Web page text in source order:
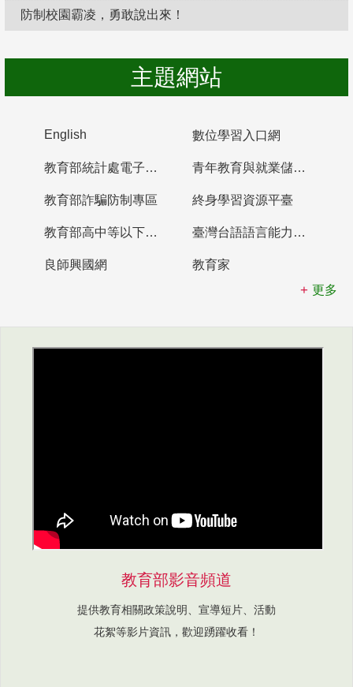
防制校園霸凌，勇敢說出來！
主題網站
English 數位學習入口網
教育部統計處電子書櫃 青年教育與就業儲蓄帳戶
教育部詐騙防制專區 終身學習資源平臺
教育部高中等以下學校及幼兒園教師資格檢定考試 臺灣台語語言能力認證網站
良師興國網
教育家
更多
教育部影音頻道
提供教育相關政策說明、宣導短片、活動
花絮等影片資訊，歡迎踴躍收看！